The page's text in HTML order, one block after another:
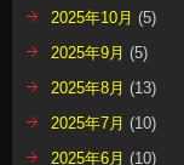
2025年10月 (5)
2025年9月 (5)
2025年8月 (13)
2025年7月 (10)
2025年6月 (10)